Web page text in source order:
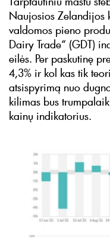
Naujosios Zelandijos
valdomos pieno
Dairy Trade“ (GDT)
eilės. Per paskutinę
4,3% ir kol kas tik
atsispyrimą nuo
kilimas bus
kainų indikatorius.